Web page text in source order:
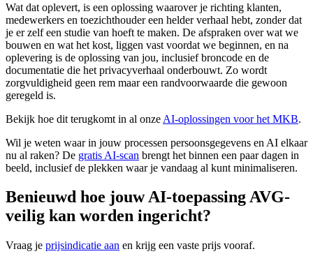
Wat dat oplevert, is een oplossing waarover je richting klanten,
medewerkers en toezichthouder een helder verhaal hebt, zonder dat
je er zelf een studie van hoeft te maken. De afspraken over wat we
bouwen en wat het kost, liggen vast voordat we beginnen, en na
oplevering is de oplossing van jou, inclusief broncode en de
documentatie die het privacyverhaal onderbouwt. Zo wordt
zorgvuldigheid geen rem maar een randvoorwaarde die gewoon
geregeld is.
Bekijk hoe dit terugkomt in al onze AI-oplossingen voor het MKB.
Wil je weten waar in jouw processen persoonsgegevens en AI elkaar
nu al raken? De gratis AI-scan brengt het binnen een paar dagen in
beeld, inclusief de plekken waar je vandaag al kunt minimaliseren.
Benieuwd hoe jouw AI-toepassing AVG-
veilig kan worden ingericht?
Vraag je prijsindicatie aan en krijg een vaste prijs vooraf.